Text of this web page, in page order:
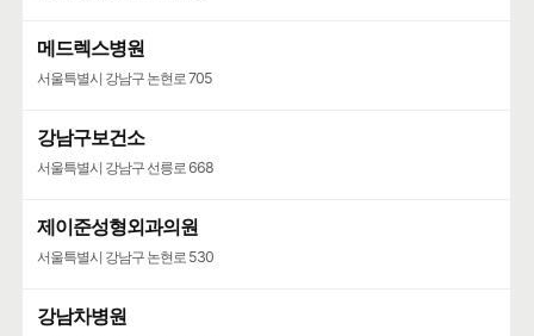
메드렉스병원
서울특별시 강남구 논현로 705
강남구보건소
서울특별시 강남구 선릉로 668
제이준성형외과의원
서울특별시 강남구 논현로 530
강남차병원